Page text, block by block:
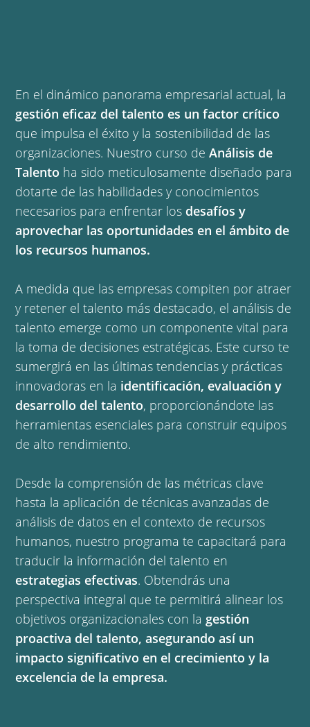
En el dinámico panorama empresarial actual, la
gestión eficaz del talento es un factor crítico
que impulsa el éxito y la sostenibilidad de las
organizaciones. Nuestro curso deAnálisis de
Talento ha sido meticulosamente diseñado para
dotarte de las habilidades y conocimientos
necesarios para enfrentar los desafíos y
aprovechar las oportunidades en el ámbito de
los recursos humanos.
A medida que las empresas compiten por atraer
y retener el talento más destacado, el análisis de
talento emerge como un componente vital para
la toma de decisiones estratégicas. Este curso te
sumergirá en las últimas tendencias y prácticas
innovadoras en la identificación, evaluación y
desarrollo del talento, proporcionándote las
herramientas esenciales para construir equipos
de alto rendimiento.
Desde la comprensión de las métricas clave
hasta la aplicación de técnicas avanzadas de
análisis de datos en el contexto de recursos
humanos, nuestro programa te capacitará para
traducir la información del talento en
estrategias efectivas. Obtendrás una
perspectiva integral que te permitirá alinear los
objetivos organizacionales con la gestión
proactiva del talento, asegurando así un
impacto significativo en el crecimiento y la
excelencia de la empresa.